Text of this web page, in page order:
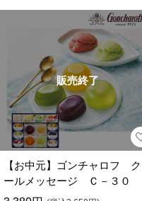
販売終了
【お中元】ゴンチャロフ ク
ールメッセージ Ｃ－３０